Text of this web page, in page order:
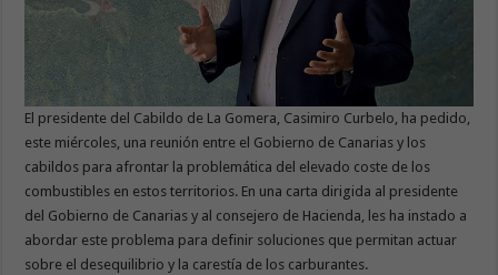
El presidente del Cabildo de La Gomera, Casimiro Curbelo, ha pedido,
este miércoles, una reunión entre el Gobierno de Canarias y los
cabildos para afrontar la problemática del elevado coste de los
combustibles en estos territorios. En una carta dirigida al presidente
del Gobierno de Canarias y al consejero de Hacienda, les ha instado a
abordar este problema para definir soluciones que permitan actuar
sobre el desequilibrio y la carestía de los carburantes.